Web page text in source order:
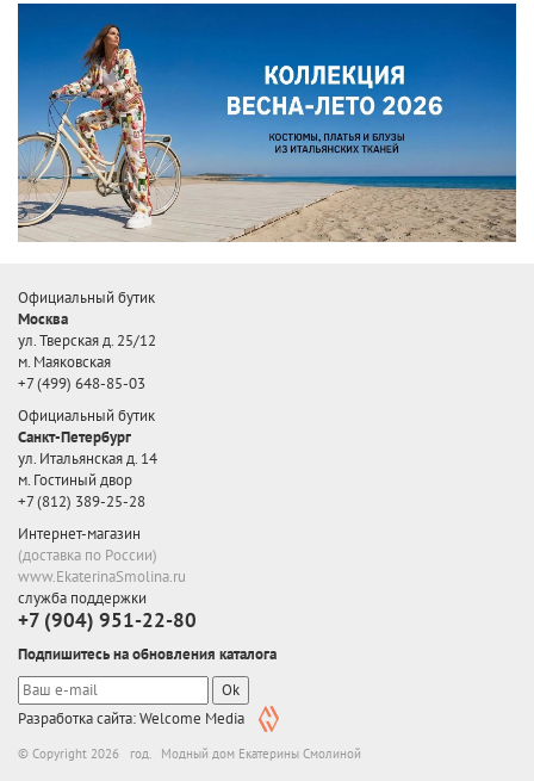
Официальный бутик
Москва
ул. Тверская д. 25/12
м. Маяковская
+7 (499) 648-85-03
Официальный бутик
Санкт-Петербург
ул. Итальянская д. 14
м. Гостиный двор
+7 (812) 389-25-28
Интернет-магазин
(доставка по России)
www.EkaterinaSmolina.ru
служба поддержки
+7 (904) 951-22-80
Подпишитесь на обновления каталога
Ok
Разработка сайта: Welcome Media
© Copyright 2026 год. Модный дом Екатерины Смолиной